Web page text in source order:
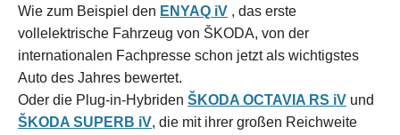
Wie zum Beispiel den ENYAQ iV , das erste
vollelektrische Fahrzeug von ŠKODA, von der
internationalen Fachpresse schon jetzt als wichtigstes
Auto des Jahres bewertet.
Oder die Plug-in-Hybriden ŠKODA OCTAVIA RS iV und
ŠKODA SUPERB iV, die mit ihrer großen Reichweite